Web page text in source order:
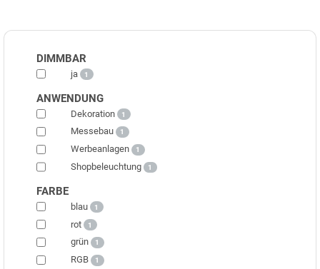
DIMMBAR
ja 1
ANWENDUNG
Dekoration 1
Messebau 1
Werbeanlagen 1
Shopbeleuchtung 1
FARBE
blau 1
rot 1
grün 1
RGB 1